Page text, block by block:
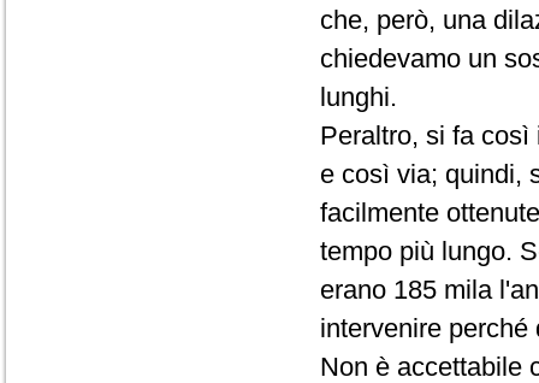
che, però, una
chiedevamo un
lunghi.
Peraltro, si fa così
e così via; quindi,
facilmente
tempo più lungo.
erano 185 mila
intervenire
Non è accettabile